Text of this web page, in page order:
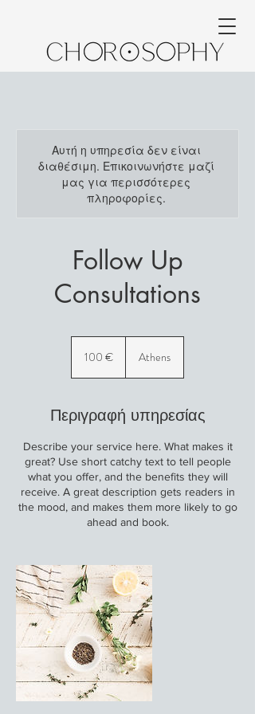
Αυτή η υπηρεσία δεν είναι
διαθέσιμη. Επικοινωνήστε μαζί
μας για περισσότερες
πληροφορίες.
Follow Up
Consultations
100 € Athens
Περιγραφή υπηρεσίας
Describe your service here. What makes it
great? Use short catchy text to tell people
what you offer, and the benefits they will
receive. A great description gets readers in
the mood, and makes them more likely to go
ahead and book.